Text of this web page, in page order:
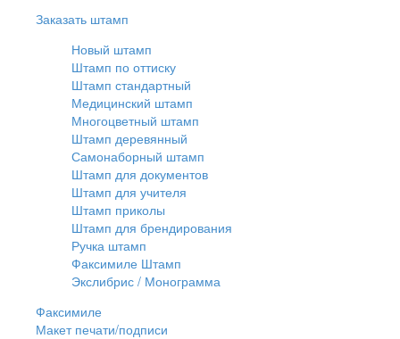
Заказать штамп
Новый штамп
Штамп по оттиску
Штамп стандартный
Медицинский штамп
Многоцветный штамп
Штамп деревянный
Самонаборный штамп
Штамп для документов
Штамп для учителя
Штамп приколы
Штамп для брендирования
Ручка штамп
Факсимиле Штамп
Экслибрис / Монограмма
Факсимиле
Макет печати/подписи